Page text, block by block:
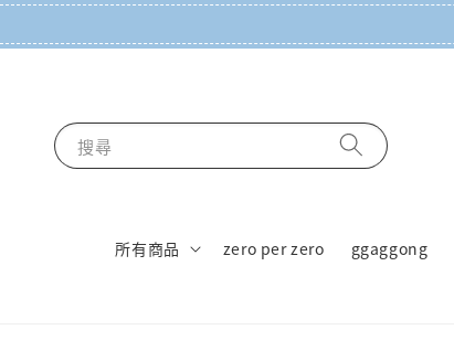
搜尋
所有商品 zero per zero ggaggong